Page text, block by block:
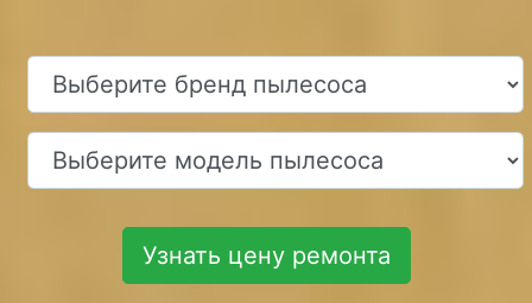
Узнать цену ремонта